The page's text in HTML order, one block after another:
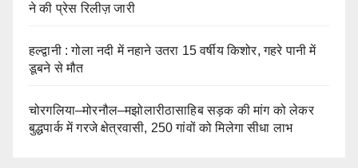
ने की प्रेस रिलीज़ जारी
हल्द्वानी : गोला नदी में नहाने उतरा 15 वर्षीय किशोर, गहरे पानी में
डूबने से मौत
चोरगलिया–मोरनौल–मझोलारीठासाहिब सड़क की मांग को लेकर
बुद्धपार्क में गरजे क्षेत्रवासी, 250 गांवों को मिलेगा सीधा लाभ